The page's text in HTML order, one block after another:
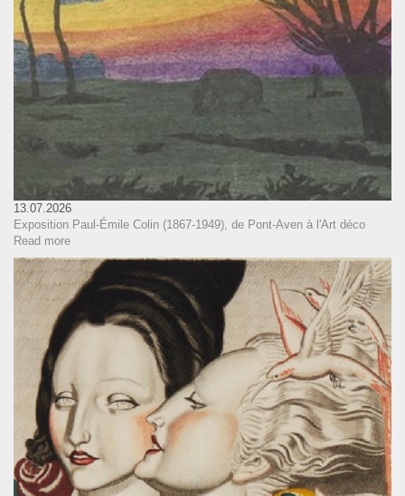
13.07.2026
Exposition Paul-Émile Colin (1867-1949), de Pont-Aven à l'Art déco
Read more